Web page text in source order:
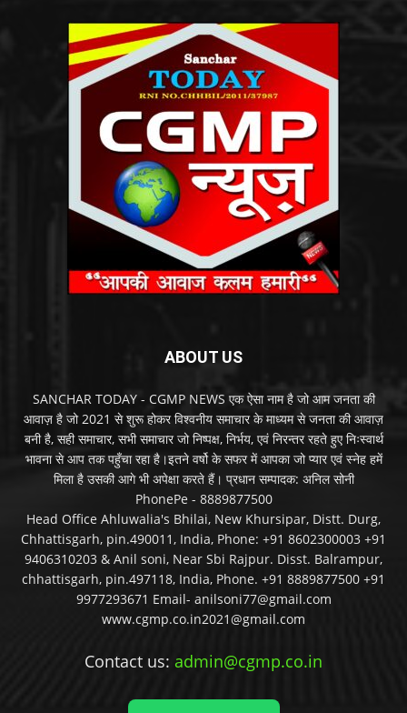
ABOUT US
SANCHAR TODAY - CGMP NEWS एक ऐसा नाम है जो आम जनता की
आवाज़ है जो 2021 से शुरू होकर विश्वनीय समाचार के माध्यम से जनता की आवाज़
बनी है, सही समाचार, सभी समाचार जो निष्पक्ष, निर्भय, एवं निरन्तर रहते हुए निःस्वार्थ
भावना से आप तक पहुँचा रहा है।इतने वर्षो के सफर में आपका जो प्यार एवं स्नेह हमें
मिला है उसकी आगे भी अपेक्षा करते हैं। प्रधान सम्पादक: अनिल सोनी
PhonePe - 8889877500
Head Office Ahluwalia's Bhilai, New Khursipar, Distt. Durg,
Chhattisgarh, pin.490011, India, Phone: +91 8602300003 +91
9406310203 & Anil soni, Near Sbi Rajpur. Disst. Balrampur,
chhattisgarh, pin.497118, India, Phone. +91 8889877500 +91
9977293671 Email- anilsoni77@gmail.com
www.cgmp.co.in2021@gmail.com
Contact us: admin@cgmp.co.in